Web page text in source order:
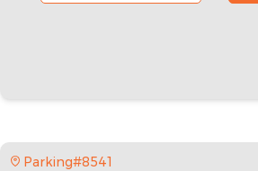
Parking#8541